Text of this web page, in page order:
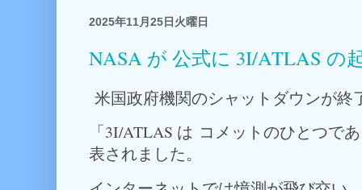
2025年11月25日火曜日
NASA が 公式に 3I/ATLAS の
米国政府機関のシャットダウンが終
「3I/ATLAS は コメットのひとつで
表されました。